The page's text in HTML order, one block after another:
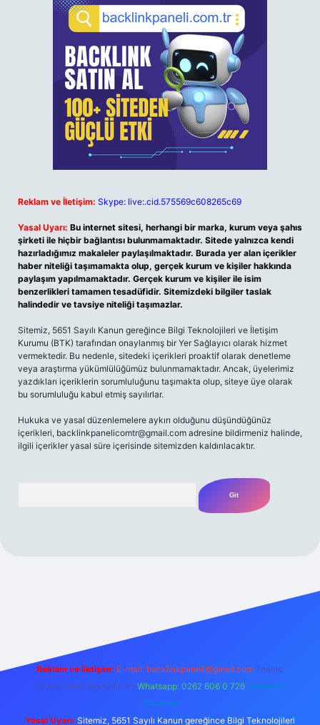
Reklam ve İletişim: Skype: live:.cid.575569c608265c69
Yasal Uyarı: Bu internet sitesi, herhangi bir marka, kurum veya şahıs
şirketi ile hiçbir bağlantısı bulunmamaktadır. Sitede yalnızca kendi
hazırladığımız makaleler paylaşılmaktadır. Burada yer alan içerikler
haber niteliği taşımamakta olup, gerçek kurum ve kişiler hakkında
paylaşım yapılmamaktadır. Gerçek kurum ve kişiler ile isim
benzerlikleri tamamen tesadüfidir. Sitemizdeki bilgiler taslak
halindedir ve tavsiye niteliği taşımazlar.
Sitemiz, 5651 Sayılı Kanun gereğince Bilgi Teknolojileri ve İletişim
Kurumu (BTK) tarafından onaylanmış bir Yer Sağlayıcı olarak hizmet
vermektedir. Bu nedenle, sitedeki içerikleri proaktif olarak denetleme
veya araştırma yükümlülüğümüz bulunmamaktadır. Ancak, üyelerimiz
yazdıkları içeriklerin sorumluluğunu taşımakta olup, siteye üye olarak
bu sorumluluğu kabul etmiş sayılırlar.
Hukuka ve yasal düzenlemelere aykırı olduğunu düşündüğünüz
içerikleri, backlinkpanelicomtr@gmail.com adresine bildirmeniz halinde,
ilgili içerikler yasal süre içerisinde sitemizden kaldırılacaktır.
m elexbet
Reklam ve İletişim: E-mail: backlinkpaneli@gmail.com Teams:
forumhizmeti@gmail.com Whatsapp: 0262 606 0 726 Telegram:
@karabul
Yasal Uyarı: Sitemiz, 5651 Sayılı Kanun gereğince Bilgi Teknolojileri